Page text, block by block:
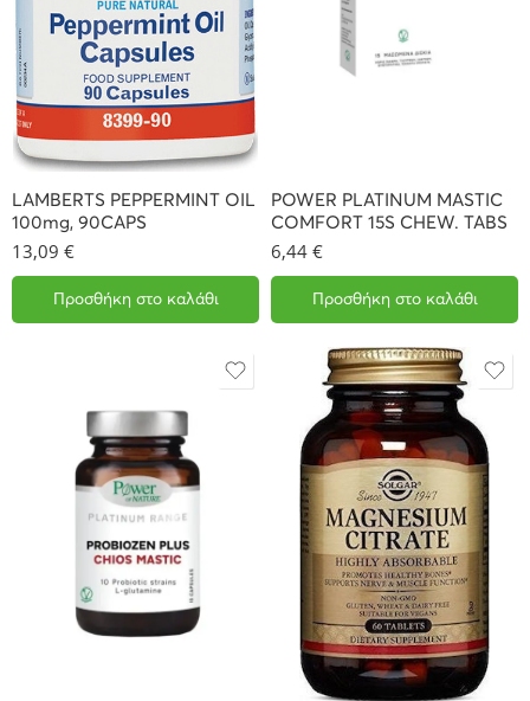
LAMBERTS PEPPERMINT OIL
100mg, 90CAPS
13,09 €
Προσθήκη στο καλάθι
POWER PLATINUM MASTIC
COMFORT 15S CHEW. TABS
6,44 €
Προσθήκη στο καλάθι